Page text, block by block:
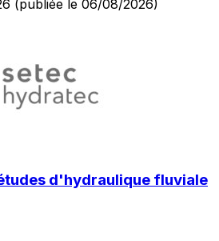
(publiée le 06/08/2026)
d'hydraulique fluviale